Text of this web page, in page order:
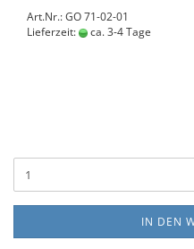
Art.Nr.: GO 71-02-01
Lieferzeit:
ca. 3-4 Tage
IN DEN